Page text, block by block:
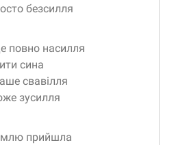
безсилля
повно насилля
сина
свавілля
зусилля
прийшла